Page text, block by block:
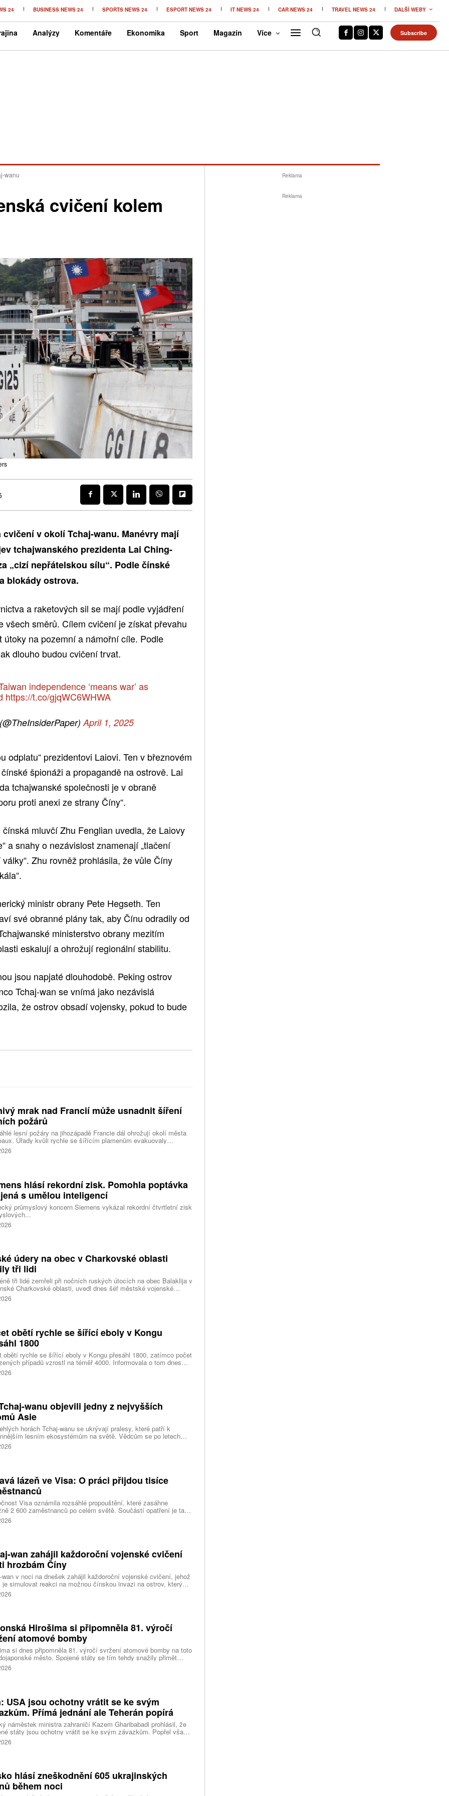
24 BUSINESS NEWS 24 SPORTS NEWS 24 ESPORT NEWS 24 IT NEWS 24 CAR NEWS 24 TRAVEL NEWS 24 DALŠÍ WEBY
Analýzy Komentáře Ekonomika Sport Magazín Více Subscribe
wanu
cvičení kolem
v okolí Tchaj-wanu. Manévry mají
tchajwanského prezidenta Lai Ching-
„cizí nepřátelskou sílu“. Podle čínské
blokády ostrova.
a raketových sil se mají podle vyjádření
všech směrů. Cílem cvičení je získat převahu
na pozemní a námořní cíle. Podle
dlouho budou cvičení trvat.
independence ‘means war’ as
https://t.co/gjqWC6WHWA
April 1, 2025
odplatu“ prezidentovi Laiovi. Ten v březnovém
špionáži a propagandě na ostrově. Lai
tchajwanské společnosti je v obraně
proti anexi ze strany Číny“.
čínská mluvčí Zhu Fenglian uvedla, že Laiovy
a snahy o nezávislost znamenají „tlačení
Zhu rovněž prohlásila, že vůle Číny
ministr obrany Pete Hegseth. Ten
své obranné plány tak, aby Čínu odradily od
ministerstvo obrany mezitím
eskalují a ohrožují regionální stabilitu.
jsou napjaté dlouhodobě. Peking ostrov
Tchaj-wan se vnímá jako nezávislá
že ostrov obsadí vojensky, pokud to bude
mrak nad Francií může usnadnit šíření
požárů
lesní požáry na jihozápadě Francie dál ohrožují okolí města
Úřady kvůli rychle se šířícím plamenům evakuovaly
lidí a nevylučují ani další rozšiřování bezpečnostních
Hasiči zároveň čelí neobvyklému jevu, který podle nich
hlásí rekordní zisk. Pomohla poptávka
s umělou inteligencí
průmyslový koncern Siemens vykázal rekordní čtvrtletní zisk
údery na obec v Charkovské oblasti
tři lidi
tři lidé zemřeli při nočních ruských útocích na obec Balaklija v
Charkovské oblasti, uvedl dnes šéf městské vojenské
Vitalij Karabanov. Ukrajinské letectvo ráno oznámilo, že Rusko
útočilo na Ukrajinu čtyřmi střelami a 101 bezpilotními letouny,
obětí rychle se šířící eboly v Kongu
1800
obětí rychle se šířící eboly v Kongu přesáhl 1800, zatímco počet
případů vzrostl na téměř 4000. Informovala o tom dnes
Reuters s odkazem na konžské úřady.
wanu objevili jedny z nejvyšších
Asie
horách Tchaj-wanu se ukrývají pralesy, které patří k
lesním ekosystémům na světě. Vědcům se po letech
pátrání podařilo objevit jedli tchajwanskou vysokou 84,1
která je dnes považována za nejvyšší známý strom ve
lázeň ve Visa: O práci přijdou tisíce
Visa oznámila rozsáhlé propouštění, které zasáhne
2 600 zaměstnanců po celém světě. Součástí opatření je také
320 pracovních míst v kalifornském Foster City, kde firma
významné technologické centrum. Vyplývá to z dokumentů
wan zahájil každoroční vojenské cvičení
hrozbám Číny
wan v noci na dnešek zahájil každoroční vojenské cvičení, jehož
simulovat reakci na možnou čínskou invazi na ostrov, který
pokládá za součást svého území. Desetidenní manévry se
konat na různých místech po celém ostrově, informovala
Hirošima si připomněla 81. výročí
atomové bomby
si dnes připomněla 81. výročí svržení atomové bomby na toto
město. Spojené státy se tím tehdy snažily přimět
ke kapitulaci na konci druhé světové války. Starosta města
Macui při této příležitosti kritizoval světové velmoci za vedení
USA jsou ochotny vrátit se ke svým
Přímá jednání ale Teherán popírá
náměstek ministra zahraničí Kazem Gharibabadi prohlásil, že
státy jsou ochotny vrátit se ke svým závazkům. Popřel však
amerického prezidenta Donalda Trumpa, že mezi
a Teheránem probíhají přímá jednání. Došlo ke
hlásí zneškodnění 605 ukrajinských
během noci
Reklama
Reklama